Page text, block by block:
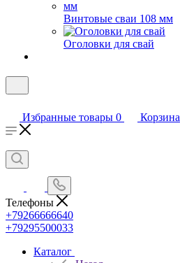
Винтовые сваи 108 мм
Оголовки для свай
Избранные товары 0 Корзина
Телефоны
+79266666640
+79295500033
Каталог